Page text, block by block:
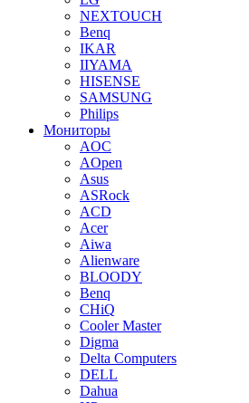
NEXTOUCH
Benq
IKAR
IIYAMA
HISENSE
SAMSUNG
Philips
Мониторы
AOC
AOpen
Asus
ASRock
ACD
Acer
Aiwa
Alienware
BLOODY
Benq
CHiQ
Cooler Master
Digma
Delta Computers
DELL
Dahua